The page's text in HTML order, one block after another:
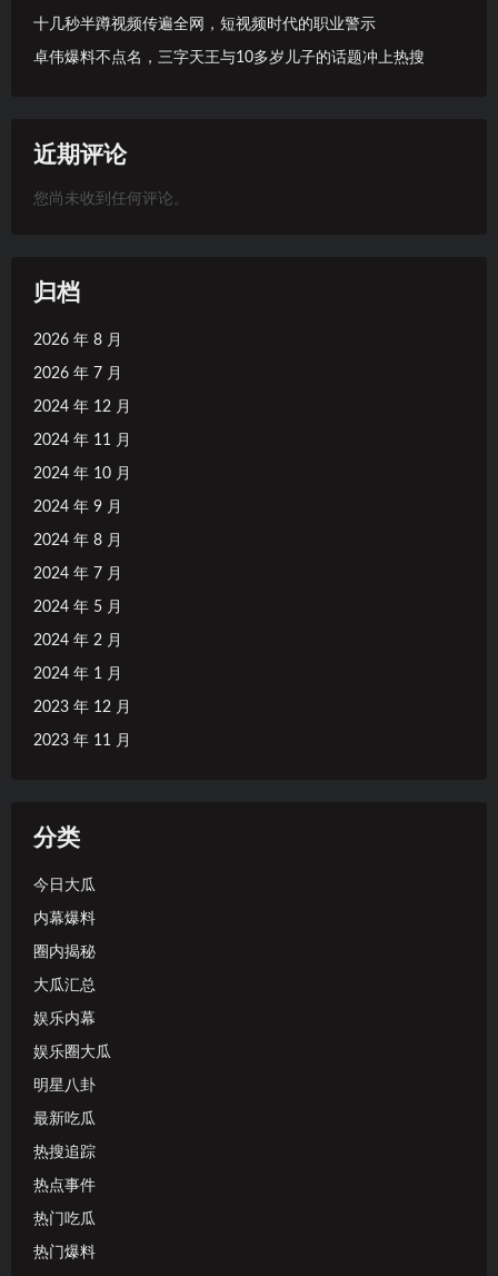
十几秒半蹲视频传遍全网，短视频时代的职业警示
卓伟爆料不点名，三字天王与10多岁儿子的话题冲上热搜
近期评论
您尚未收到任何评论。
归档
2026 年 8 月
2026 年 7 月
2024 年 12 月
2024 年 11 月
2024 年 10 月
2024 年 9 月
2024 年 8 月
2024 年 7 月
2024 年 5 月
2024 年 2 月
2024 年 1 月
2023 年 12 月
2023 年 11 月
分类
今日大瓜
内幕爆料
圈内揭秘
大瓜汇总
娱乐内幕
娱乐圈大瓜
明星八卦
最新吃瓜
热搜追踪
热点事件
热门吃瓜
热门爆料